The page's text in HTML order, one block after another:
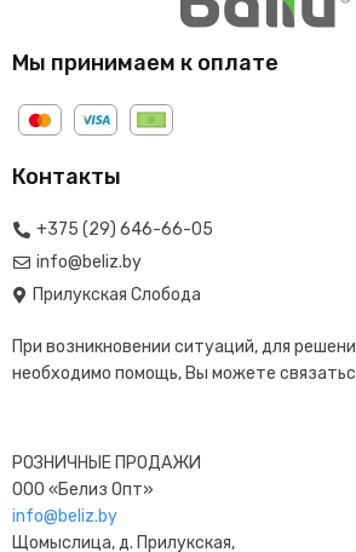
Мы принимаем к оплате
Контакты
+375 (29) 646-66-05
info@beliz.by
Прилукская Слобода
При возникновении ситуаций, для
необходимо помощь, Вы можете
РОЗНИЧНЫЕ ПРОДАЖИ
ООО «Белиз Опт»
info@beliz.by
Щомыслица, д. Прилукская,